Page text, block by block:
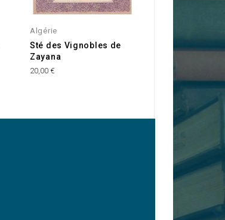
Algérie
Sté des Vignobles de
Zayana
20,00 €